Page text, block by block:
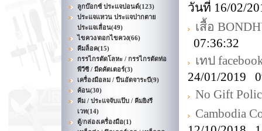
ลูกบ๊อกซ์ ประแจปอนด์(123)
ประแจแหวน ประแจปากตาย
ประแจเลื่อน(49)
ไขควง/ดอกไขควง(66)
คีมล็อค(15)
กรรไกรตัดโลหะ / กรรไกรตัดท่อ
พีวีซี / มีดคัตเตอร์(3)
เครื่องมือลม / ปืนอัดจาระบี(9)
ค้อน(30)
คีม / ประแจจับแป๊บ / คีมยิงรี
เวท(14)
ตู้/กล่องเครื่องมือ(1)
วันที่ 16/02/
เสื้อ
07:36:32
เทป
24/01/2019
No Gift
Cambodia